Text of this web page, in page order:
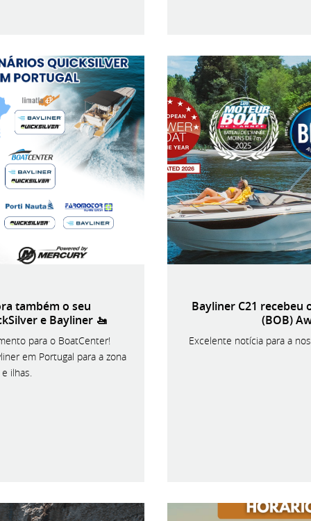
também o seu
e Bayliner 🚤
para o BoatCenter!
em Portugal para a zona
ilhas.
Bayliner C21 recebeu
(BOB)
Excelente notícia para a